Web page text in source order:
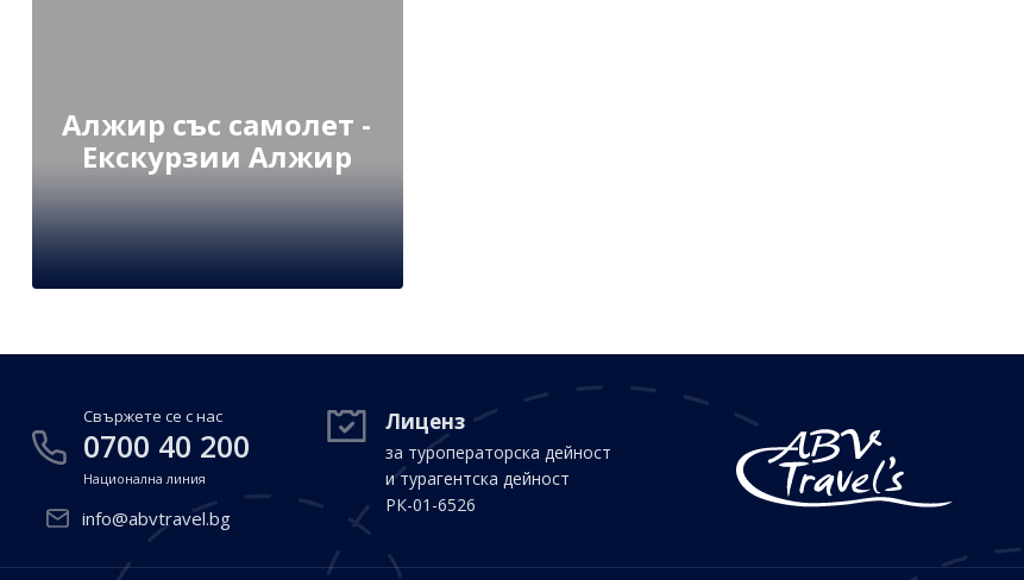
Алжир със самолет -
Екскурзии Алжир
Свържете се с нас
0700 40 200
Национална линия
info@abvtravel.bg
Лиценз
за туроператорска дейност
и турагентска дейност
РК-01-6526